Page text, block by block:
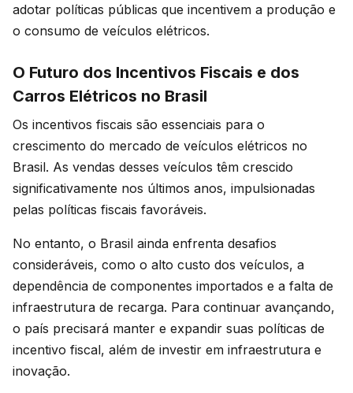
adotar políticas públicas que incentivem a produção e
o consumo de veículos elétricos.
O Futuro dos Incentivos Fiscais e dos
Carros Elétricos no Brasil
Os incentivos fiscais são essenciais para o
crescimento do mercado de veículos elétricos no
Brasil. As vendas desses veículos têm crescido
significativamente nos últimos anos, impulsionadas
pelas políticas fiscais favoráveis.
No entanto, o Brasil ainda enfrenta desafios
consideráveis, como o alto custo dos veículos, a
dependência de componentes importados e a falta de
infraestrutura de recarga. Para continuar avançando,
o país precisará manter e expandir suas políticas de
incentivo fiscal, além de investir em infraestrutura e
inovação.